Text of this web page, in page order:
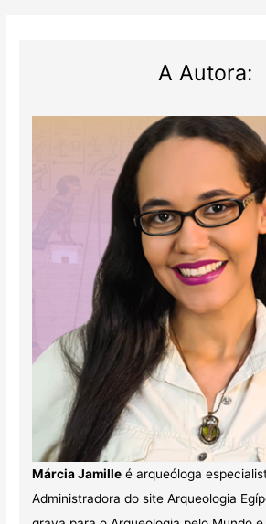
A Autora:
Márcia Jamilleé arqueóloga
Administradora do site Arqueologia